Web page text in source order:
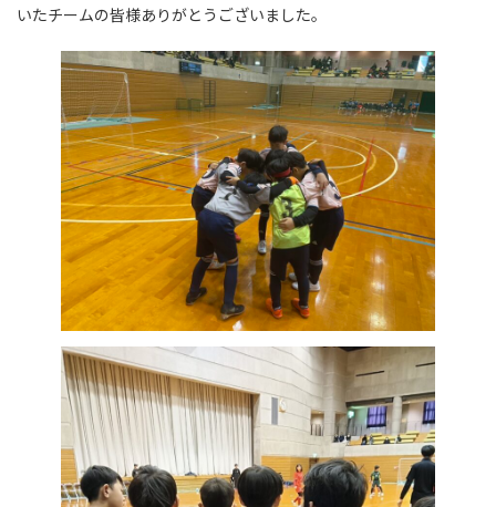
いたチームの皆様ありがとうございました。